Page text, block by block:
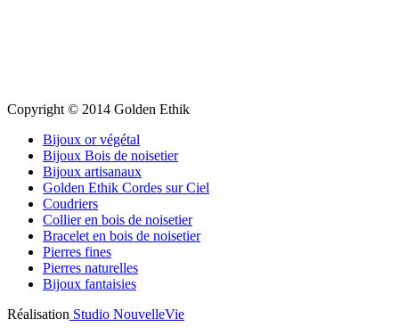
Copyright © 2014 Golden Ethik
Bijoux or végétal
Bijoux Bois de noisetier
Bijoux artisanaux
Golden Ethik Cordes sur Ciel
Coudriers
Collier en bois de noisetier
Bracelet en bois de noisetier
Pierres fines
Pierres naturelles
Bijoux fantaisies
Réalisation Studio NouvelleVie